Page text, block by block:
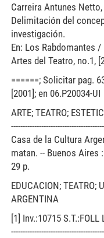
Carreira Antunes
Delimitación del
investigación.
En: Los Rabdomantes
Artes del Teatro, no.1,
======; Solicitar pag.
[2001]; en 06.P20034-UI
ARTE; TEATRO;
----------------------------------------
Casa de la Cultura
matan. -- Buenos Aires
29 p.
EDUCACION; TEATRO;
ARGENTINA
[1] Inv.:10715 S.T.:FOLL
----------------------------------------